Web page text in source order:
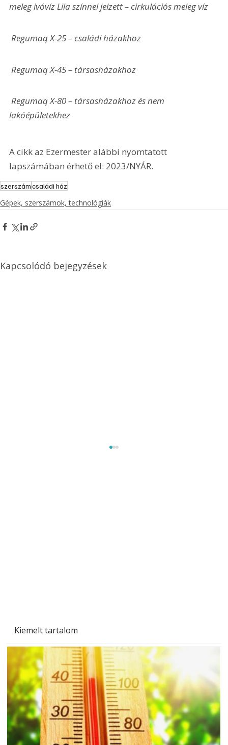
Kiemelt tartalom
meleg ivóvíz Lila színnel jelzett – cirkulációs meleg víz
Regumaq X-25 – családi házakhoz
Regumaq X-45 – társasházakhoz
Regumaq X-80 – társasházakhoz és nem
lakóépületekhez
A cikk az Ezermester alábbi nyomtatott
lapszámában érhető el: 2023/NYÁR.
szerszámcsaládi ház
Gépek, szerszámok, technológiák
Kapcsolódó bejegyzések